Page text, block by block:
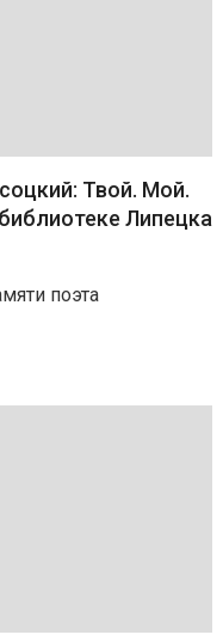
Твой. Мой.
Липецка
поэта